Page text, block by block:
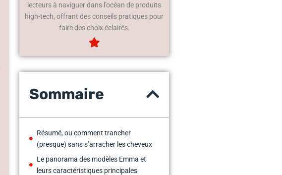
lecteurs à naviguer dans l’océan de produits
high-tech, offrant des conseils pratiques pour
faire des choix éclairés.
Sommaire
Résumé, ou comment trancher
(presque) sans s’arracher les cheveux
Le panorama des modèles Emma et
leurs caractéristiques principales